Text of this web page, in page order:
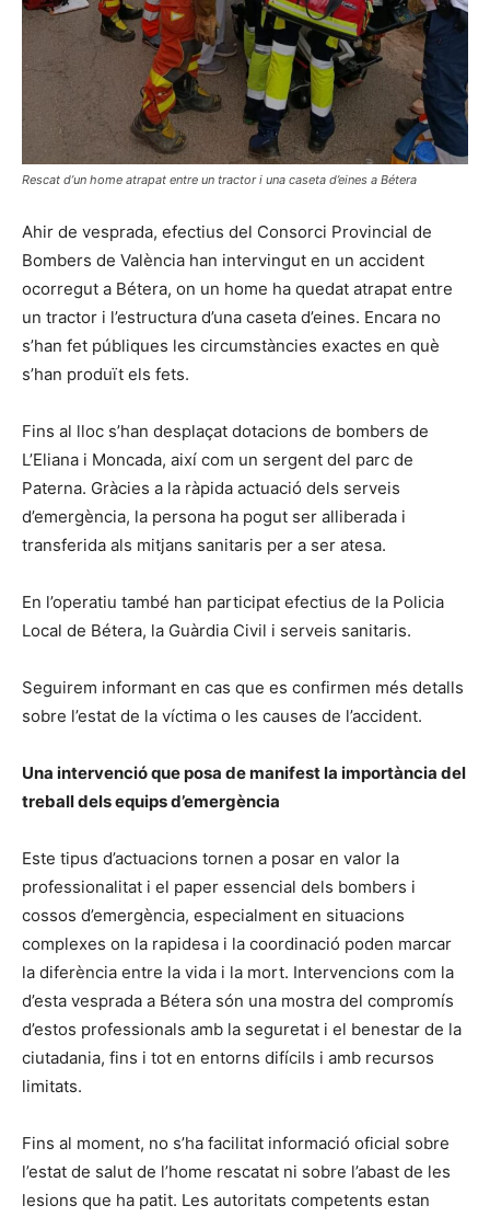
Rescat d’un home atrapat entre un tractor i una caseta d’eines a Bétera
Ahir de vesprada, efectius del Consorci Provincial de
Bombers de València han intervingut en un accident
ocorregut a Bétera, on un home ha quedat atrapat entre
un tractor i l’estructura d’una caseta d’eines. Encara no
s’han fet públiques les circumstàncies exactes en què
s’han produït els fets.
Fins al lloc s’han desplaçat dotacions de bombers de
L’Eliana i Moncada, així com un sergent del parc de
Paterna. Gràcies a la ràpida actuació dels serveis
d’emergència, la persona ha pogut ser alliberada i
transferida als mitjans sanitaris per a ser atesa.
En l’operatiu també han participat efectius de la Policia
Local de Bétera, la Guàrdia Civil i serveis sanitaris.
Seguirem informant en cas que es confirmen més detalls
sobre l’estat de la víctima o les causes de l’accident.
Una intervenció que posa de manifest la importància del
treball dels equips d’emergència
Este tipus d’actuacions tornen a posar en valor la
professionalitat i el paper essencial dels bombers i
cossos d’emergència, especialment en situacions
complexes on la rapidesa i la coordinació poden marcar
la diferència entre la vida i la mort. Intervencions com la
d’esta vesprada a Bétera són una mostra del compromís
d’estos professionals amb la seguretat i el benestar de la
ciutadania, fins i tot en entorns difícils i amb recursos
limitats.
Fins al moment, no s’ha facilitat informació oficial sobre
l’estat de salut de l’home rescatat ni sobre l’abast de les
lesions que ha patit. Les autoritats competents estan